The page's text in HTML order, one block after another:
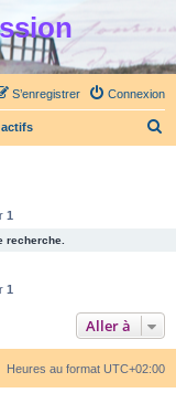
Connexion
S’enregistrer
e
r
1
recherche.
1
Aller à
Heures au format UTC+02:00